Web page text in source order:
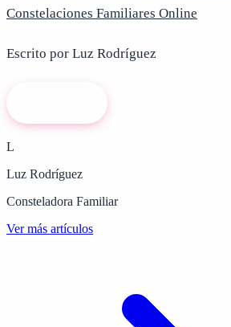
Constelaciones Familiares Online
Escrito por Luz Rodríguez
L
Luz Rodríguez
Consteladora Familiar
Ver más artículos